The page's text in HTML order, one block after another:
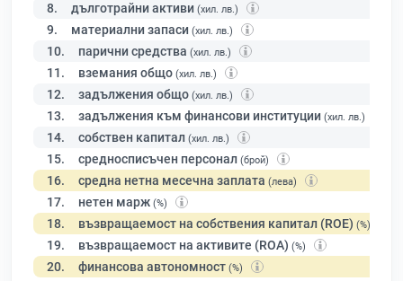
8. дълготрайни активи (хил. лв.)
9. материални запаси (хил. лв.)
10. парични средства (хил. лв.)
11. вземания общо (хил. лв.)
12. задължения общо (хил. лв.)
13. задължения към финансови институции (хил. лв.)
14. собствен капитал (хил. лв.)
15. средносписъчен персонал (брой)
16. средна нетна месечна заплата (лева)
17. нетен марж (%)
18. възвращаемост на собствения капитал (ROE) (%)
19. възвращаемост на активите (ROA) (%)
20. финансова автономност (%)